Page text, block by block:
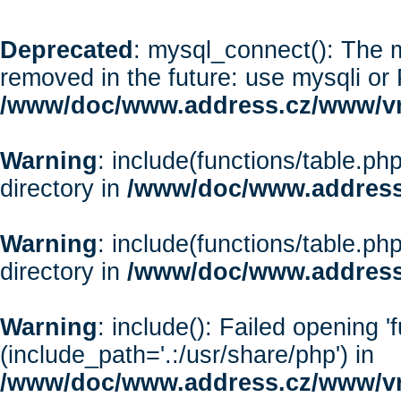
Deprecated : mysql_connect(): The
removed in the future: use mysqli or
/www/doc/www.address.cz/www/
Warning: include(functions/
directory in /www/doc/
Warning: include(functions/
directory in /www/doc/
Warning: include(): Failed opening
(include_path='.:/usr/share/php') in
/www/doc/www.address.cz/www/